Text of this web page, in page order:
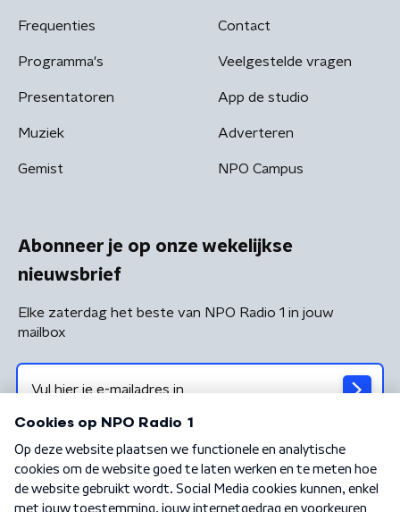
Frequenties
Programma's
Presentatoren
Muziek
Gemist
Contact
Veelgestelde vragen
App de studio
Adverteren
NPO Campus
Abonneer je op onze wekelijkse
nieuwsbrief
Elke zaterdag het beste van NPO Radio 1 in jouw
mailbox
Algemene voorwaarden